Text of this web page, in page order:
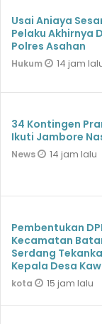
Usai Aniaya
Pelaku Akhirnya
Polres Asahan
Hukum 14 jam
34 Kontingen
Ikuti Jambore
News 14 jam lalu
Pembentukan
Kecamatan
Serdang
Kepala Desa
kota 15 jam lalu